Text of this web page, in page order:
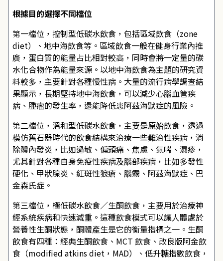
根據目的選擇不同檔位
第一檔位，控制型低碳水飲食，包括區域飲食（zone
diet）、地中海飲食等。區域飲食一般在健身行業內推
廣，蛋白質的能量占比相對較高，同時會將一定量的碳
水化合物作為能量來源。以地中海飲食為主題的研究資
料較多，主要針對各種慢性病。大量的流行病學調查結
果顯示，長期堅持地中海飲食，可以減少心腦血管疾
病、腫瘤的發生率，還能降低患阿茲海默症的風險。
第二檔位，溫和型低碳水飲食，主要是原始飲食，透過
模仿舊石器時代的飲食結構來治療一些難治性疾病，消
除體內發炎，比如過敏、偏頭痛、焦慮、氣喘、濕疹，
尤其針對各種自身免疫性疾病及腦部疾病，比如多發性
硬化、甲狀腺炎、紅斑性狼瘡、腦霧、阿茲海默症、巴
金森氏症。
第三檔位，極低碳水飲食／生酮飲食，主要用於治療神
經系統疾病和快速減重。這種飲食模式可以讓人體處於
營養性生酮狀態，酮體產生是它的衡量指標之一。生酮
飲食有四種：經典生酮飲食、MCT 飲食、改良版阿金飲
食（modified atkins diet，MAD）、低升糖指數飲食，